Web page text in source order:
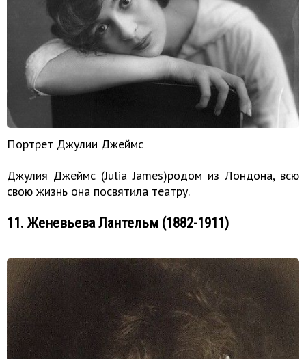
Портрет Джулии Джеймс
Джулия Джеймс (Julia James)родом из Лондона, всю
свою жизнь она посвятила театру.
11. Женевьева Лантельм (1882-1911)